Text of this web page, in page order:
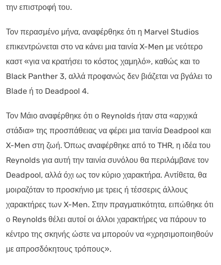
την επιστροφή του.
Τον περασμένο μήνα, αναφέρθηκε ότι η Marvel Studios
επικεντρώνεται στο να κάνει μια ταινία X-Men με νεότερο
καστ «για να κρατήσει το κόστος χαμηλό», καθώς και το
Black Panther 3, αλλά προφανώς δεν βιάζεται να βγάλει το
Blade ή το Deadpool 4.
Τον Μάιο αναφέρθηκε ότι ο Reynolds ήταν στα «αρχικά
στάδια» της προσπάθειας να φέρει μια ταινία Deadpool και
X-Men στη ζωή. Όπως αναφέρθηκε από το THR, η ιδέα του
Reynolds για αυτή την ταινία συνόλου θα περιλάμβανε τον
Deadpool, αλλά όχι ως τον κύριο χαρακτήρα. Αντίθετα, θα
μοιραζόταν το προσκήνιο με τρεις ή τέσσερις άλλους
χαρακτήρες των X-Men. Στην πραγματικότητα, ειπώθηκε ότι
ο Reynolds θέλει αυτοί οι άλλοι χαρακτήρες να πάρουν το
κέντρο της σκηνής ώστε να μπορούν να «χρησιμοποιηθούν
με απροσδόκητους τρόπους».